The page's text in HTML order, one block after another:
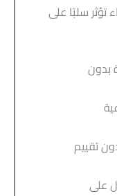
سلبًا على
بدون
تقييم
على